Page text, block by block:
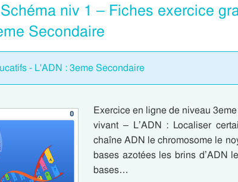
niv 1 – Fiches exercice
Secondaire
- L'ADN : 3eme Secondaire
Exercice en ligne de niveau
vivant – L’ADN : Localiser
chaîne ADN le chromosome le
bases azotées les brins d’ADN
bases…